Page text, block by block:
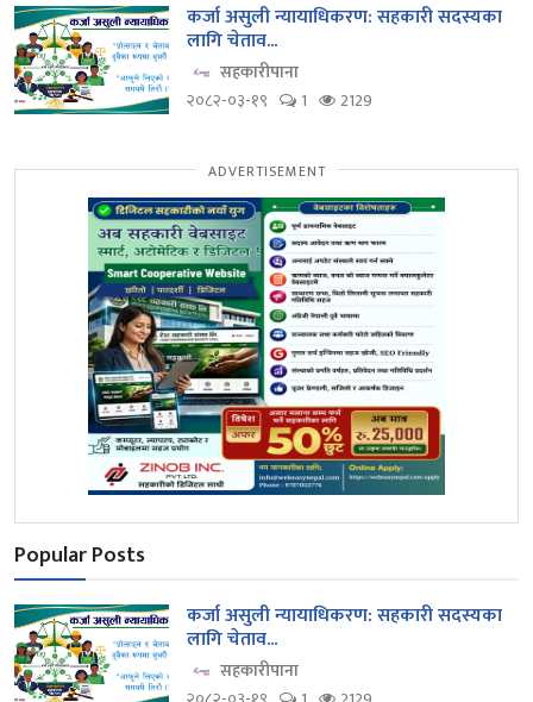
कर्जा असुली न्यायाधिकरण: सहकारी सदस्यका
लागि चेताव...
सहकारीपाना
२०८२-०३-१९
1 2129
ADVERTISEMENT
Popular Posts
कर्जा असुली न्यायाधिकरण: सहकारी सदस्यका
लागि चेताव...
सहकारीपाना